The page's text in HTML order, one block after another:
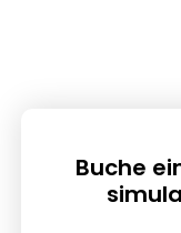
Buche